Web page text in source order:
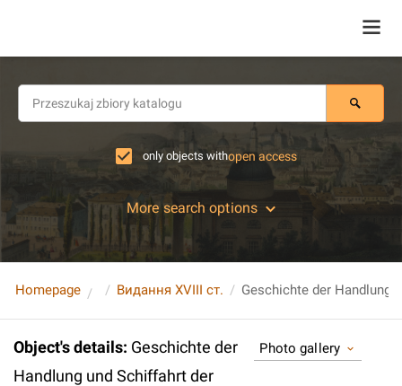
only objects withopen access
More search options
Homepage Видання XVIII ст.
Object's details: Geschichte der
Handlung und Schiffahrt der
Photo gallery